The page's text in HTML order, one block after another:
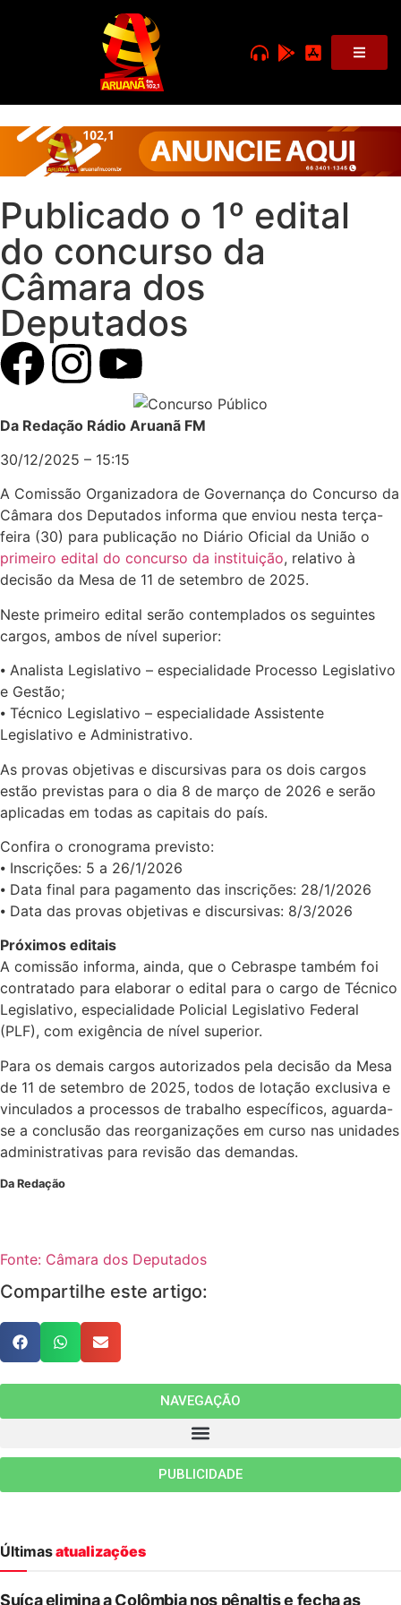
Publicado o 1º edital
do concurso da
Câmara dos
Deputados
Da Redação Rádio Aruanã FM
30/12/2025 – 15:15
A Comissão Organizadora de Governança do Concurso da
Câmara dos Deputados informa que enviou nesta terça-
feira (30) para publicação no Diário Oficial da União o
primeiro edital do concurso da instituição, relativo à
decisão da Mesa de 11 de setembro de 2025.
Neste primeiro edital serão contemplados os seguintes
cargos, ambos de nível superior:
⦁ Analista Legislativo – especialidade Processo Legislativo
e Gestão;
⦁ Técnico Legislativo – especialidade Assistente
Legislativo e Administrativo.
As provas objetivas e discursivas para os dois cargos
estão previstas para o dia 8 de março de 2026 e serão
aplicadas em todas as capitais do país.
Confira o cronograma previsto:
⦁ Inscrições: 5 a 26/1/2026
⦁ Data final para pagamento das inscrições: 28/1/2026
⦁ Data das provas objetivas e discursivas: 8/3/2026
Próximos editais
A comissão informa, ainda, que o Cebraspe também foi
contratado para elaborar o edital para o cargo de Técnico
Legislativo, especialidade Policial Legislativo Federal
(PLF), com exigência de nível superior.
Para os demais cargos autorizados pela decisão da Mesa
de 11 de setembro de 2025, todos de lotação exclusiva e
vinculados a processos de trabalho específicos, aguarda-
se a conclusão das reorganizações em curso nas unidades
administrativas para revisão das demandas.
Da Redação
Fonte: Câmara dos Deputados
Compartilhe este artigo:
NAVEGAÇÃO
PUBLICIDADE
Últimasatualizações
Suíça elimina a Colômbia nos pênaltis e fecha as